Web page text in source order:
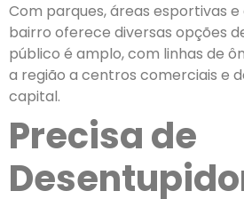
Com parques, áreas esportivas
bairro oferece diversas opções
público é amplo, com linhas de
a região a centros comerciais e
capital.
Precisa de